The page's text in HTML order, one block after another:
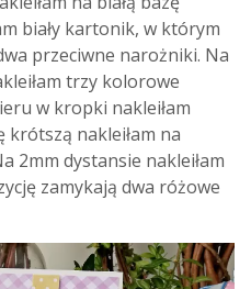
biały kartonik, w którym
przeciwne narożniki. Na
trzy kolorowe
w kropki nakleiłam
krótszą nakleiłam na
2mm dystansie nakleiłam
zamykają dwa różowe